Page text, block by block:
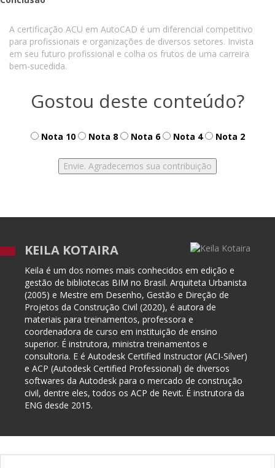
A certificação ACU em AutoCAD é um diferencial competitivo
para profissionais e organizações de diversos setores. Invista
em seu futuro profissional e colha os frutos de uma carreira
bem-sucedida.
Gostou deste conteúdo?
Nota 10 Nota 8 Nota 6 Nota 4 Nota 2
KEILA KOTAIRA
Keila é um dos nomes mais conhecidos em edição e
gestão de bibliotecas BIM no Brasil. Arquiteta Urbanista
(2005) e Mestre em Desenho, Gestão e Direção de
Projetos da Construção Civil (2020), é autora de
materiais para treinamentos, professora e
coordenadora de curso em instituição de ensino
superior. É instrutora, ministra treinamentos e
consultoria. E é Autodesk Certified Instructor (ACI-Silver)
e ACP (Autodesk Certified Professional) de diversos
softwares da Autodesk para o mercado de construção
civil, dentre eles, todos os ACP de Revit. É instrutora da
ENG desde 2015.